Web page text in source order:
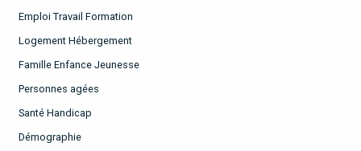
Emploi Travail Formation
Logement Hébergement
Famille Enfance Jeunesse
Personnes agées
Santé Handicap
Démographie